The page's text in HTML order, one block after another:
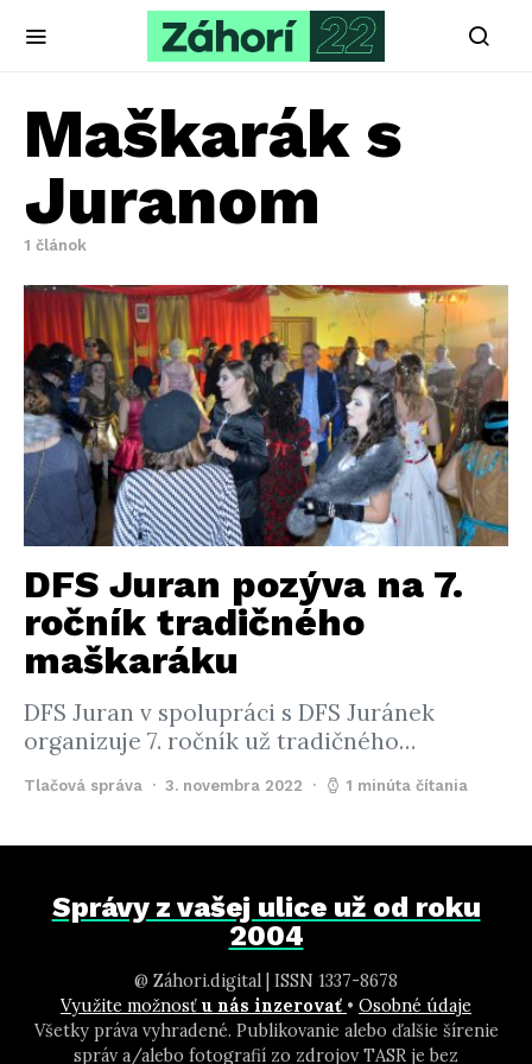
Maškarák s
Juranom
1 článok
DFS Juran pozýva na 7.
ročník tradičného
maškaráku
DFS Juran v spolupráci s DFS Juránek
organizuje 7. ročník už tradičného…
Tlačová správa 3. novembra 2022 1 minúta čítania
Správy z vašej ulice už od roku
2004
@ Záhori.digital | ISSN 1337-8678
Využite možnosť u nás inzerovať • Osobné údaje
Všetky práva vyhradené. Publikovanie alebo ďalšie šírenie
správ a/alebo fotografií zo zdrojov TASR je bez